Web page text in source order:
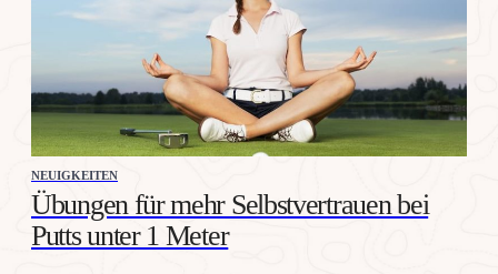
NEUIGKEITEN
Übungen für mehr Selbstvertrauen bei
Putts unter 1 Meter